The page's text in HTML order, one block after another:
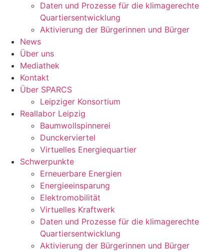
Daten und Prozesse für die klimagerechte
Quartiersentwicklung
Aktivierung der Bürgerinnen und Bürger
News
Über uns
Mediathek
Kontakt
Über SPARCS
Leipziger Konsortium
Reallabor Leipzig
Baumwollspinnerei
Dunckerviertel
Virtuelles Energiequartier
Schwerpunkte
Erneuerbare Energien
Energieeinsparung
Elektromobilität
Virtuelles Kraftwerk
Daten und Prozesse für die klimagerechte
Quartiersentwicklung
Aktivierung der Bürgerinnen und Bürger